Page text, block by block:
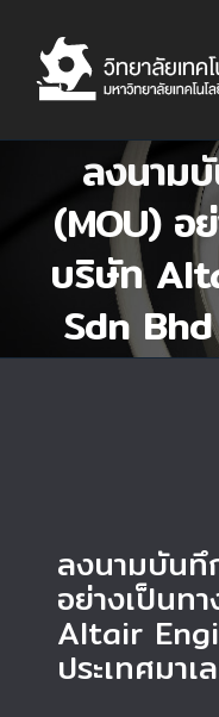
content
ลงนาม
(MOU) อ
บริษัท
Sdn Bhd
ลงนามบันทึ
อย่างเป็นท
Altair
ประเทศมาเ